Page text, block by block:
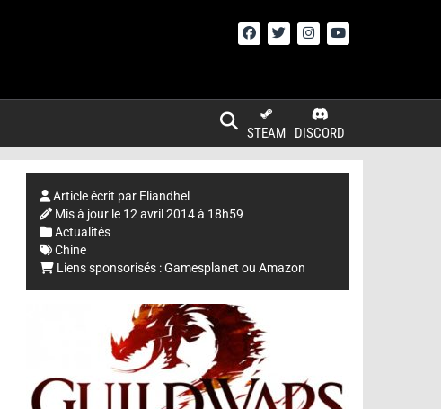
DISCORD
STEAM
Article écrit par Eliandhel
Mis à jour le 12 avril 2014 à 18h59
Actualités
Chine
Liens sponsorisés :Gamesplanet ou Amazon